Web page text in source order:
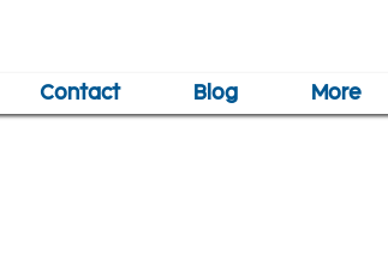
Contact Blog More